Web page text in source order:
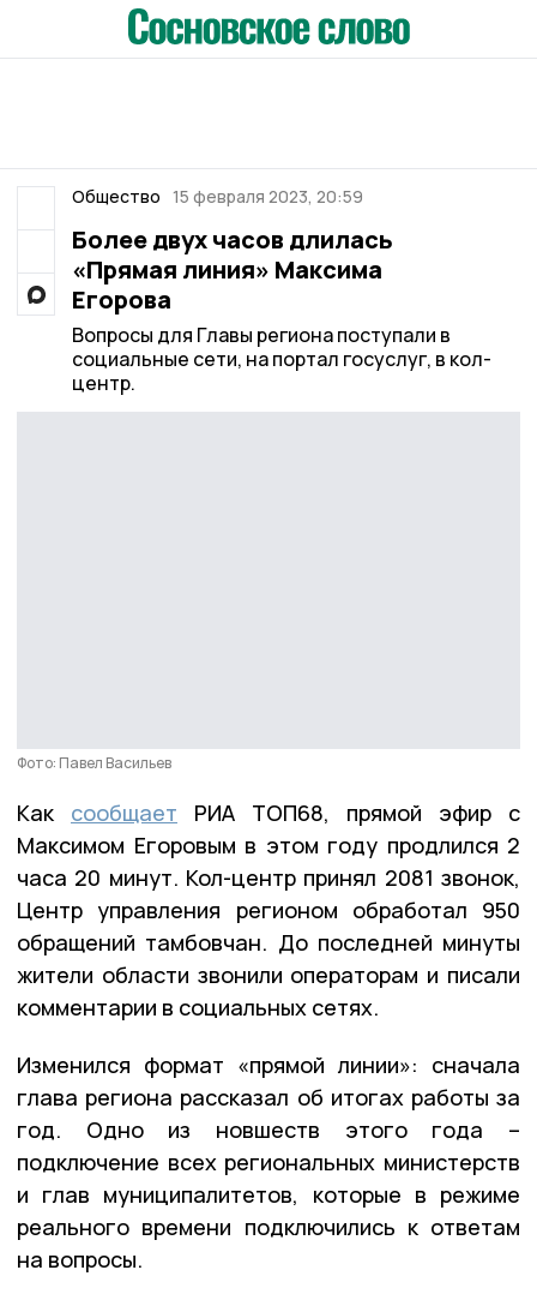
Общество 15 февраля 2023, 20:59
Более двух часов длилась
«Прямая линия» Максима
Егорова
Вопросы для Главы региона поступали в
социальные сети, на портал госуслуг, в кол-
центр.
Фото: Павел Васильев
Как сообщает РИА ТОП68, прямой эфир с
Максимом Егоровым в этом году продлился 2
часа 20 минут. Кол-центр принял 2081 звонок,
Центр управления регионом обработал 950
обращений тамбовчан. До последней минуты
жители области звонили операторам и писали
комментарии в социальных сетях.
Изменился формат «прямой линии»: сначала
глава региона рассказал об итогах работы за
год. Одно из новшеств этого года –
подключение всех региональных министерств
и глав муниципалитетов, которые в режиме
реального времени подключились к ответам
на вопросы.